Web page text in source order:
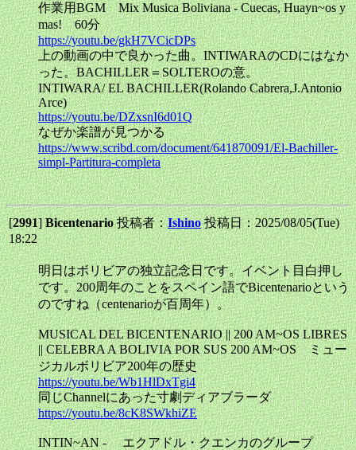
作業用BGM Mix Musica Boliviana - Cuecas, Huayn~os y
mas! 60分
https://youtu.be/gkH7VCicDPs
上の動画の中で良かった曲。INTIWARAのCDにはなか
った。BACHILLER＝SOLTEROの意。
INTIWARA/ EL BACHILLER(Rolando Cabrera,J.Antonio
Arce)
https://youtu.be/DZxsnI6d01Q
なぜか楽譜が見つかる
https://www.scribd.com/document/641870091/El-Bachiller-
simpl-Partitura-completa
[2991]Bicentenario投稿者：Ishino 投稿日：2025/08/05(Tue)
18:22
明日はボリビアの独立記念日です。イベント目白押し
です。200周年のことをスペイン語でBicentenarioという
のですね（centenarioが百周年）。
MUSICAL DEL BICENTENARIO || 200 AM~OS LIBRES
|| CELEBRA A BOLIVIA POR SUS 200 AM~OS ミュー
ジカルボリビア200年の歴史
https://youtu.be/Wb1HlDxTgi4
同じChannelにあった寸劇ディアブラーダ
https://youtu.be/8cK8SWkhiZE
INTIN~AN - エクアドル・クエンカのグループ